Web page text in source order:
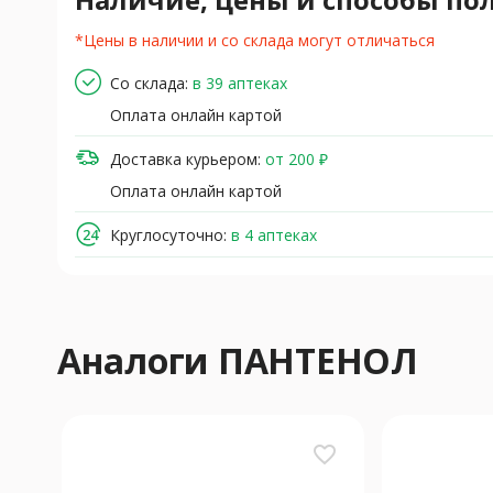
*Цены в наличии и со склада могут отличаться
Со склада: в 39 аптеках
Оплата онлайн картой
Доставка курьером: от 200 ₽
Оплата онлайн картой
Круглосуточно: в 4 аптеках
Аналоги ПАНТЕНОЛ
favorite_border